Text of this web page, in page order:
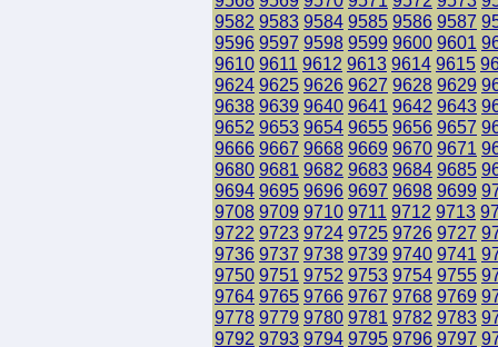
9582 9583 9584 9585 9586 9587
9596 9597 9598 9599 9600 9601
9610 9611 9612 9613 9614 9615
9624 9625 9626 9627 9628 9629
9638 9639 9640 9641 9642 9643
9652 9653 9654 9655 9656 9657
9666 9667 9668 9669 9670 9671
9680 9681 9682 9683 9684 9685
9694 9695 9696 9697 9698 9699
9708 9709 9710 9711 9712 9713
9722 9723 9724 9725 9726 9727
9736 9737 9738 9739 9740 9741
9750 9751 9752 9753 9754 9755
9764 9765 9766 9767 9768 9769
9778 9779 9780 9781 9782 9783
9792 9793 9794 9795 9796 9797